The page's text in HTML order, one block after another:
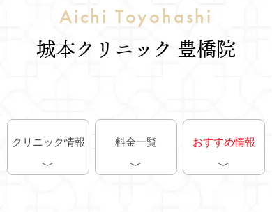
Aichi Toyohashi
城本クリニック 豊橋院
クリニック情報 料金一覧 おすすめ情報